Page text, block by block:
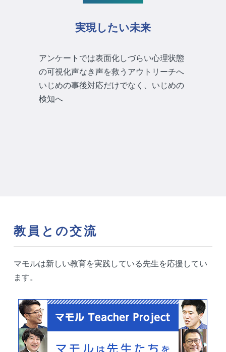
実現したい未来
アンケートでは表面化しづらい心理状態
の可視化声なき声を救うアウトリーチへ
いじめの事後対応だけでなく、いじめの
検知へ
教員との交流
マモルは新しい教育を実践している先生を応援してい
ます。